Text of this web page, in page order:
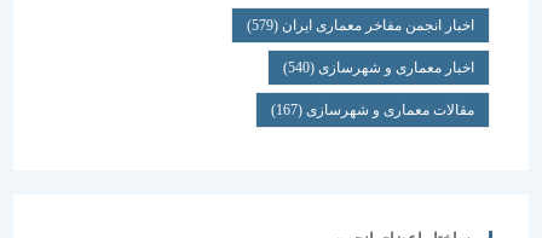
اخبار انجمن مفاخر معماری ایران (579)
اخبار معماری و شهرسازی(540)
مقالات معماری و شهرسازی(167)